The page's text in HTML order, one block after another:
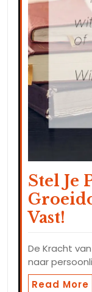
Stel Je
Vast!
De Kracht
naar
Read More